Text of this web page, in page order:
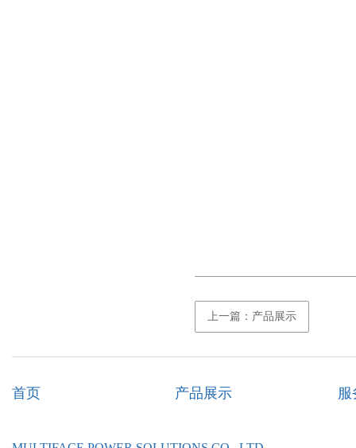
上一篇：产品展示
首页 产品展示 服